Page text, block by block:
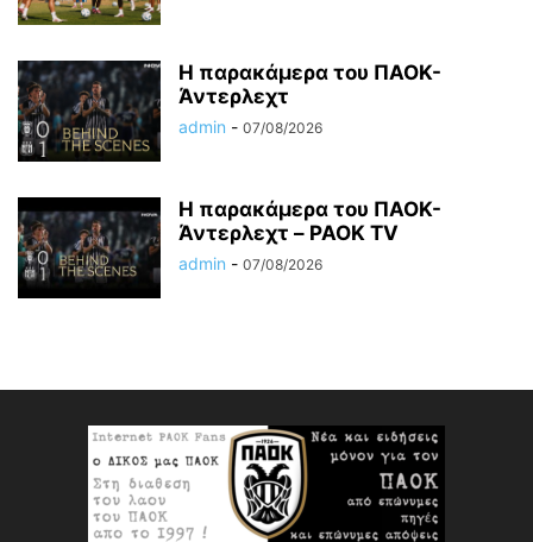
Η παρακάμερα του ΠΑΟΚ-
Άντερλεχτ
admin - 07/08/2026
Η παρακάμερα του ΠΑΟK-
Άντερλεχτ – PAOK TV
admin - 07/08/2026